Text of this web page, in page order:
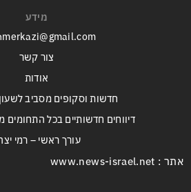
מידע
צור קשר
אודות
חדשות וסקופים מסביב לשעון
דיווחים חדשותיים בכל
עורך ראשי – רמי
אתר : www.news-israel.net